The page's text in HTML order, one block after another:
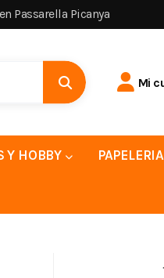
Passarella Picanya
Mi
Y HOBBY